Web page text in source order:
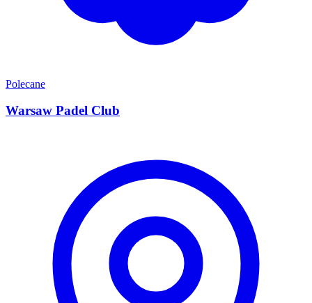
Polecane
Warsaw Padel Club